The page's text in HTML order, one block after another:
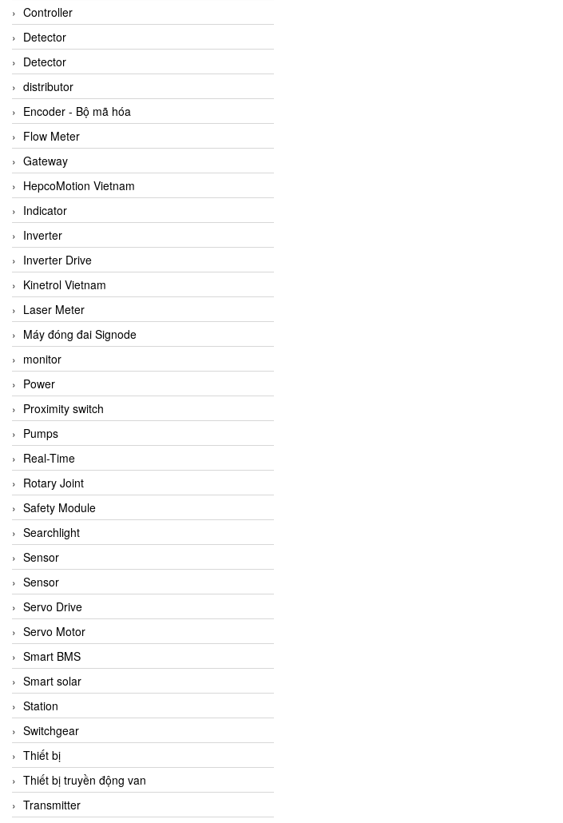
Controller
Detector
Detector
distributor
Encoder - Bộ mã hóa
Flow Meter
Gateway
HepcoMotion Vietnam
Indicator
Inverter
Inverter Drive
Kinetrol Vietnam
Laser Meter
Máy đóng đai Signode
monitor
Power
Proximity switch
Pumps
Real-Time
Rotary Joint
Safety Module
Searchlight
Sensor
Sensor
Servo Drive
Servo Motor
Smart BMS
Smart solar
Station
Switchgear
Thiết bị
Thiết bị truyền động van
Transmitter